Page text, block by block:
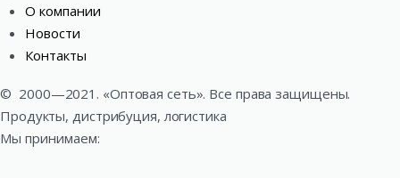
О компании
Новости
Контакты
© 2000—2021. «Оптовая сеть». Все права защищены.
Продукты, дистрибуция, логистика
Мы принимаем: